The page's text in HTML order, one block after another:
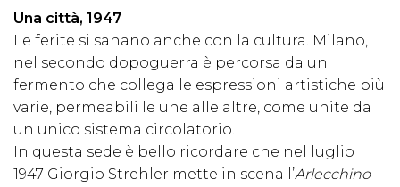
Una città, 1947
Le ferite si sanano anche con la cultura. Milano,
nel secondo dopoguerra è percorsa da un
fermento che collega le espressioni artistiche più
varie, permeabili le une alle altre, come unite da
un unico sistema circolatorio.
In questa sede è bello ricordare che nel luglio
1947 Giorgio Strehler mette in scena l’Arlecchino